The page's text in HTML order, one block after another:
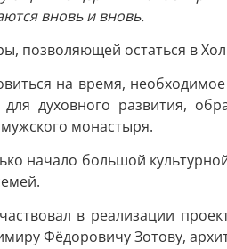
вновь и вновь.
позволяющей остаться в
на время,
духовного развития,
монастыря.
начало большой
в реализации
Фёдоровичу Зотову,